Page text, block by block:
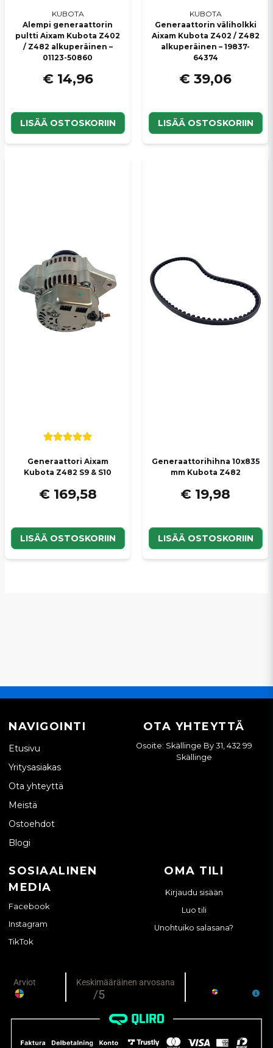
KUBOTA
Alempi generaattorin
pultti Aixam Kubota Z402
/ Z482 alkuperäinen –
01123-50860
€ 14,96
LISÄÄ OSTOSKORIIN
KUBOTA
Generaattorin väliholkki
Aixam Kubota Z402 / Z482
alkuperäinen – 19837-
64374
€ 39,06
LISÄÄ OSTOSKORIIN
Generaattori Aixam
Kubota Z482 S9 & S10
€ 169,58
LISÄÄ OSTOSKORIIN
Generaattorihihna 10x835
mm Kubota Z482
€ 19,98
LISÄÄ OSTOSKORIIN
NAVIGOINTI
Etusivu
Yritysasiakas
Ota yhteyttä
Meistä
Ostoehdot
Blogi
OTA YHTEYTTÄ
Osoite: Skällinge By 31, 432 99
Skällinge
SOSIAALINEN
MEDIA
Facebook
Instagram
TikTok
OMA TILI
Kirjaudu sisään
Luo tili
Unohtuiko salasana?